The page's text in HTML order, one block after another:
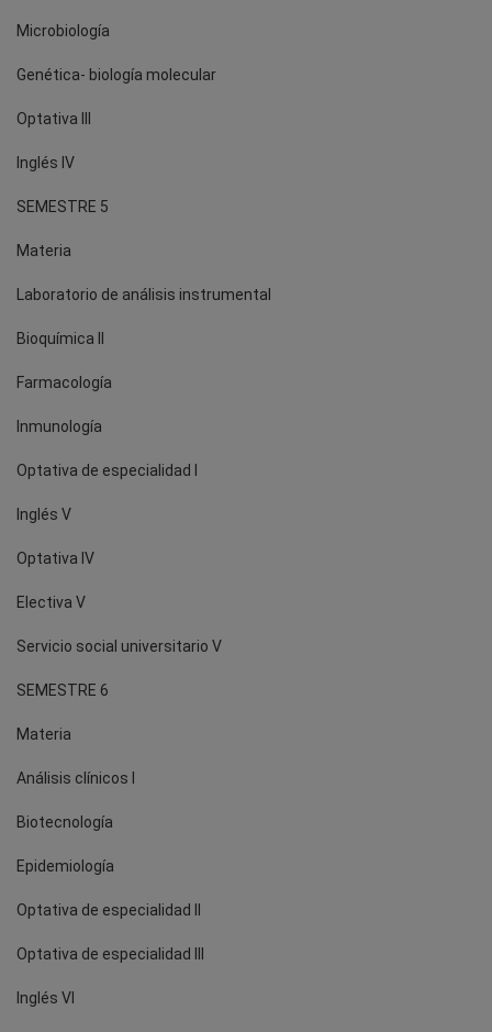
Microbiología
Genética- biología molecular
Optativa III
Inglés IV
SEMESTRE 5
Materia
Laboratorio de análisis instrumental
Bioquímica II
Farmacología
Inmunología
Optativa de especialidad I
Inglés V
Optativa IV
Electiva V
Servicio social universitario V
SEMESTRE 6
Materia
Análisis clínicos I
Biotecnología
Epidemiología
Optativa de especialidad II
Optativa de especialidad III
Inglés VI